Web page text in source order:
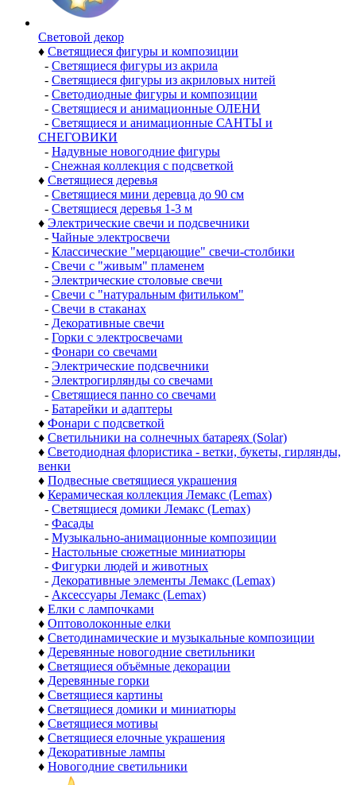
Световой декор
♦ Светящиеся фигуры и композиции
- Светящиеся фигуры из акрила
- Светящиеся фигуры из акриловых нитей
- Светодиодные фигуры и композиции
- Светящиеся и анимационные ОЛЕНИ
- Светящиеся и анимационные САНТЫ и
СНЕГОВИКИ
- Надувные новогодние фигуры
- Снежная коллекция с подсветкой
♦ Светящиеся деревья
- Светящиеся мини деревца до 90 см
- Светящиеся деревья 1-3 м
♦ Электрические свечи и подсвечники
- Чайные электросвечи
- Классические "мерцающие" свечи-столбики
- Свечи с "живым" пламенем
- Электрические столовые свечи
- Свечи с "натуральным фитильком"
- Свечи в стаканах
- Декоративные свечи
- Горки с электросвечами
- Фонари со свечами
- Электрические подсвечники
- Электрогирлянды со свечами
- Светящиеся панно со свечами
- Батарейки и адаптеры
♦ Фонари с подсветкой
♦ Светильники на солнечных батареях (Solar)
♦ Светодиодная флористика - ветки, букеты, гирлянды,
венки
♦ Подвесные светящиеся украшения
♦ Керамическая коллекция Лемакс (Lemax)
- Светящиеся домики Лемакс (Lemax)
- Фасады
- Музыкально-анимационные композиции
- Настольные сюжетные миниатюры
- Фигурки людей и животных
- Декоративные элементы Лемакс (Lemax)
- Аксессуары Лемакс (Lemax)
♦ Елки с лампочками
♦ Оптоволоконные елки
♦ Светодинамические и музыкальные композиции
♦ Деревянные новогодние светильники
♦ Светящиеся объёмные декорации
♦ Деревянные горки
♦ Светящиеся картины
♦ Светящиеся домики и миниатюры
♦ Светящиеся мотивы
♦ Светящиеся елочные украшения
♦ Декоративные лампы
♦ Новогодние светильники